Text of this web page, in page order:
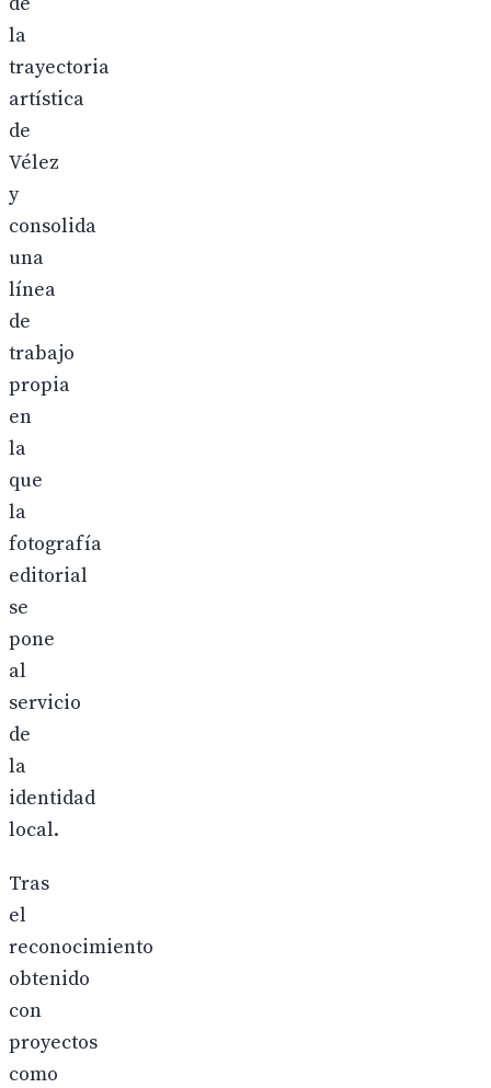
la
trayectoria
artística
de
Vélez
y
consolida
una
línea
de
trabajo
propia
en
la
que
la
fotografía
editorial
se
pone
al
servicio
de
la
identidad
local.
Tras
el
reconocimiento
obtenido
con
proyectos
como